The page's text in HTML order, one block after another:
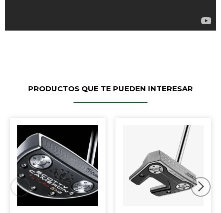
PRODUCTOS QUE TE PUEDEN INTERESAR